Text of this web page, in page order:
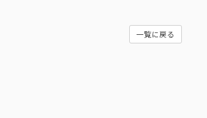
一覧に戻る